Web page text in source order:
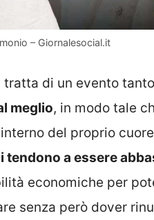
– Giornalesocial.it
di un evento
meglio, in modo tale
del proprio
tendono a essere
economiche per
senza però dover